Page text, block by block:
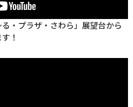
・プラザ・さわら」展望台から
！